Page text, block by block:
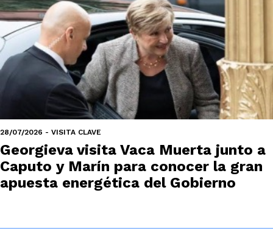
28/07/2026 - VISITA CLAVE
Georgieva visita Vaca Muerta junto a
Caputo y Marín para conocer la gran
apuesta energética del Gobierno